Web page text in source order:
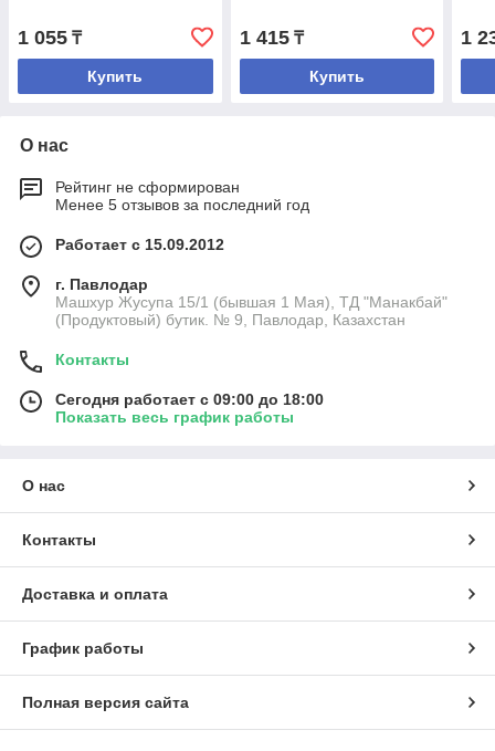
1 055 ₸
Купить
1 415₸
Купить
1
О нас
Рейтинг не сформирован
Менее 5 отзывов за последний год
Работает с 15.09.2012
г. Павлодар
Машхур Жусупа 15/1 (бывшая 1 Мая), ТД "Манакбай"
(Продуктовый) бутик. № 9, Павлодар, Казахстан
Контакты
Сегодня работает с 09:00 до 18:00
Показать весь график работы
О нас
Контакты
Доставка и оплата
График работы
Полная версия сайта